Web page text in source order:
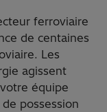
ferroviaire
de centaines
Les
agissent
équipe
possession